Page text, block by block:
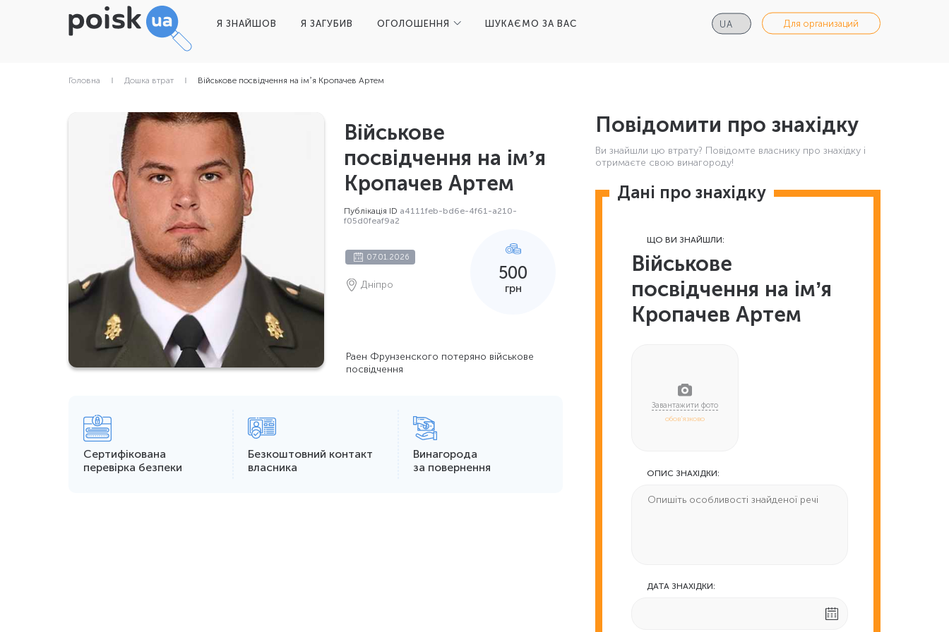
Я ЗНАЙШОВ Я ЗАГУБИВ ОГОЛОШЕННЯ ШУКАЄМО ЗА ВАС Для организаций
Головна Дошка втрат Військове посвідчення на імʼя Кропачев Артем
Військове
посвідчення на імʼя
Кропачев Артем
Публікація ID a4111feb-bd6e-4f61-a210-
f05d0feaf9a2
07.01.2026
Дніпро
500
грн
Раен Фрунзенского потеряно військове
посвідчення
Сертифікована
перевірка безпеки
Безкоштовний контакт
власника
Винагорода
за повернення
Повідомити про знахідку
Ви знайшли цю втрату? Повідомте власнику про знахідку і
отримаєте свою винагороду!
Дані про знахідку
ЩО ВИ ЗНАЙШЛИ:
Військове
посвідчення на імʼя
Кропачев Артем
обов'язково
ОПИС ЗНАХІДКИ:
ДАТА ЗНАХІДКИ: